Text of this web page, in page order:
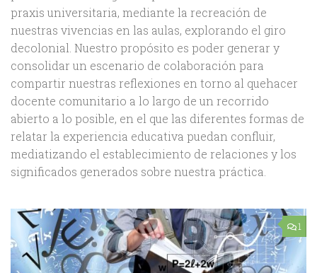
praxis universitaria, mediante la recreación de
nuestras vivencias en las aulas, explorando el giro
decolonial. Nuestro propósito es poder generar y
consolidar un escenario de colaboración para
compartir nuestras reflexiones en torno al quehacer
docente comunitario a lo largo de un recorrido
abierto a lo posible, en el que las diferentes formas de
relatar la experiencia educativa puedan confluir,
mediatizando el establecimiento de relaciones y los
significados generados sobre nuestra práctica.
1